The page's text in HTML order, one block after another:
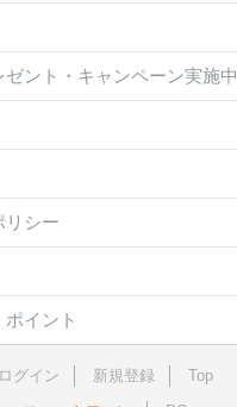
ゼント・キャンペーン実施中
リシー
ポイント
ログイン 新規登録
Top